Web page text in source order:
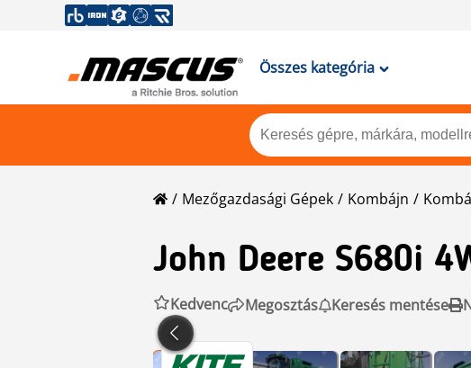
Összes kategória
Mezőgazdasági Gépek Kombájn
John Deere S680i
Kedvenc Megosztás Keresés mentése